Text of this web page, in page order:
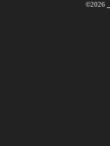
©2026